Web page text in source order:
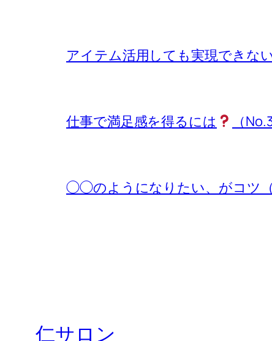
アイテム活用しても実現できない
仕事で満足感を得るには （
◯◯のようになりたい、がコツ（
仁サロン